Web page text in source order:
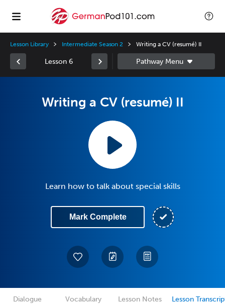
Lesson Library Intermediate Season 2 Writing a CV (resumé) II
Lesson 6
Writing a CV (resumé) II
Learn how to talk about special skills
Mark Complete
Dialogue Vocabulary Lesson Notes Lesson